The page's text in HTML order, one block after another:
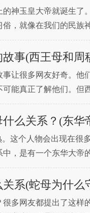
的神玉皇大帝就诞生
，就像在我们的民族
偶。按理说，天和地
事(西王母和周
让很多网友好奇。他
可能真正了解他们。
写在一起，实际上是
么关系？(东
这个人物会出现在很
，是有一个东华大帝
，东华大帝的地位如
系(蛇母为什么
多网友都提出了这